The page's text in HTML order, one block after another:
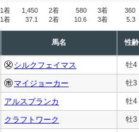
1着 1,450 2着 580 3着
360
1着 37.1 2着 10.6 3着 5.3
馬名 性齢
シルクフェイマス 牡4
マイジョーカー 牡3
アルスブランカ 牡4
クラフトワーク 牡3